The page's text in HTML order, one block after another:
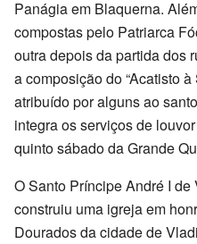
Panágia em Blaquerna.
compostas pelo Patriarca
outra depois da partida dos
a composição do “Acatisto
atribuído por alguns ao
integra os serviços de
quinto sábado da Grande
O Santo Príncipe André I
construiu uma igreja em
Dourados da cidade de